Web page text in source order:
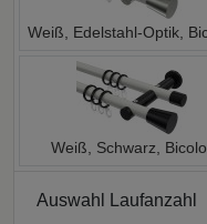
Weiß, Edelstahl-Optik,
Weiß, Schwarz,
Auswahl Laufanzahl